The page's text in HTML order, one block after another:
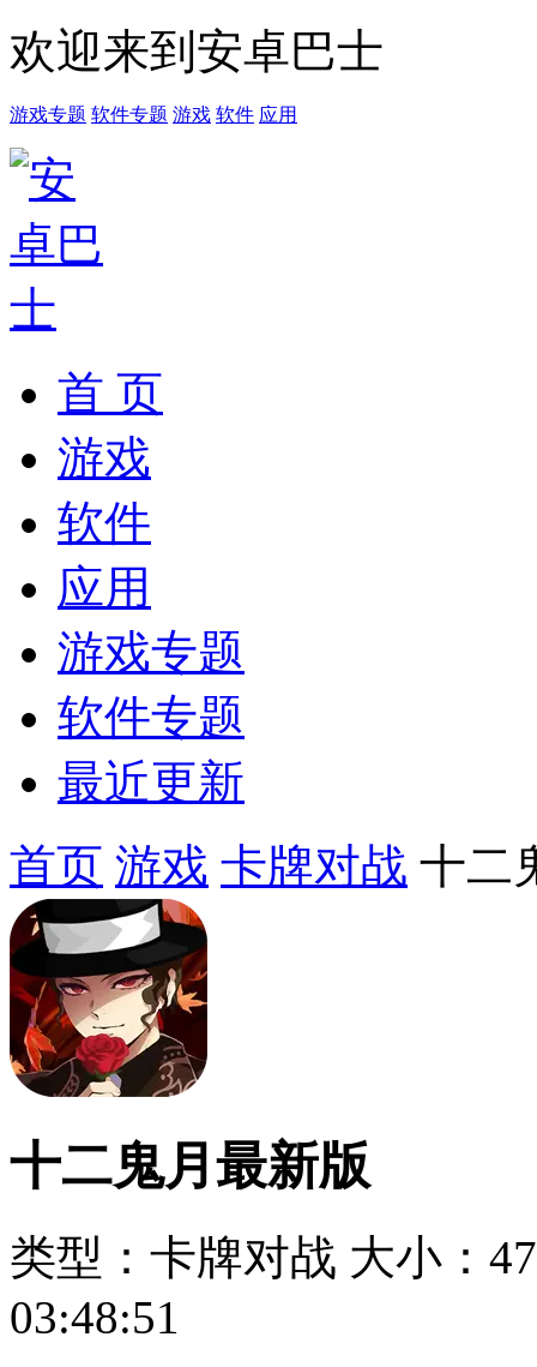
欢迎来到安卓巴士
游戏专题 软件专题 游戏 软件 应用
首 页
游戏
软件
应用
游戏专题
软件专题
最近更新
首页 游戏 卡牌对战 十二
十二鬼月最新版
类型：卡牌对战 大小：
03:48:51